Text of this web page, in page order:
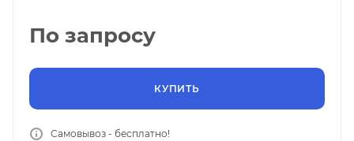
По запросу
КУПИТЬ
Самовывоз - бесплатно!